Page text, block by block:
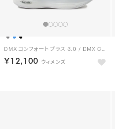
DMX コンフォート プラス 3.0 / DMX COMFORT + 3.0 （ブルー）
￥12,100